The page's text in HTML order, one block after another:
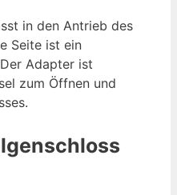
in den Antrieb des
Seite ist ein
Adapter ist
zum Öffnen und